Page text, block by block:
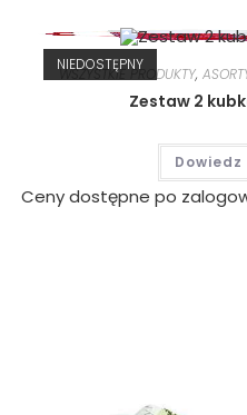
NIEDOSTĘPNY
WSZYSTKIE PRODUKTY,
Zestaw 2
Dowiedz
Ceny dostępne po